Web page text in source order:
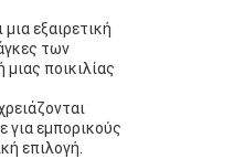
εξαιρετική
των
ποικιλίας
για εμπορικούς
επιλογή.